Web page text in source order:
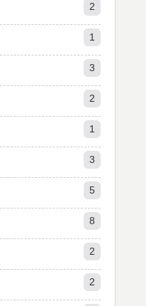
2
1
3
2
1
3
5
8
2
2